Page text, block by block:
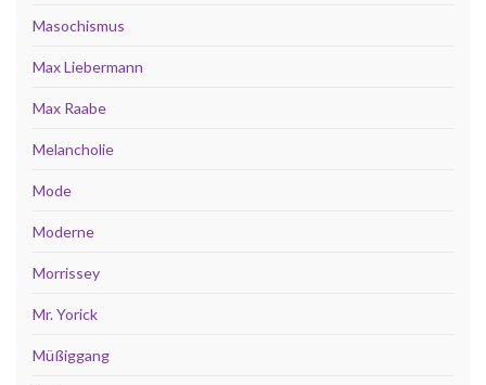
Masochismus
Max Liebermann
Max Raabe
Melancholie
Mode
Moderne
Morrissey
Mr. Yorick
Müßiggang